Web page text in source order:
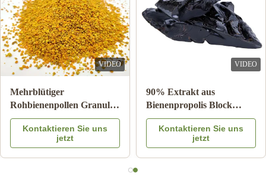
VIDEO
Mehrblütiger
Rohbienenpollen Granulat
25kg Karton
Nahrungsergänzungsmittel
Kontaktieren Sie uns
jetzt
VIDEO
90% Extrakt aus
Bienenpropolis Block
Bienenprodukte für die
Gesundheitsversorgung
aus Bienenstern
Kontaktieren Sie uns
jetzt